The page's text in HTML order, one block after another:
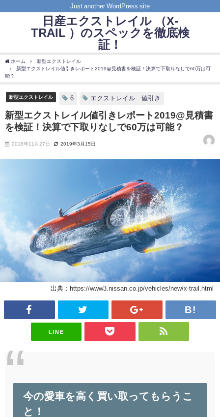
Just another WordPress site
日産エクストレイル （X-
TRAIL ）のスペックを徹底検
証！
ホーム
新型エクストレイル
新型エクストレイル値引きレポート2019@見積書を検証！決算で下取りなしで60万は可
能？
新型エクストレイル 6 エクストレイル 値引き
新型エクストレイル値引きレポート2019@見積書
を検証！決算で下取りなしで60万は可能？
2018年11月27日 2019年3月15日
出典：https://www3.nissan.co.jp/vehicles/new/x-trail.html
LINE
今の愛車を高く買い取ってもらうこ
と！